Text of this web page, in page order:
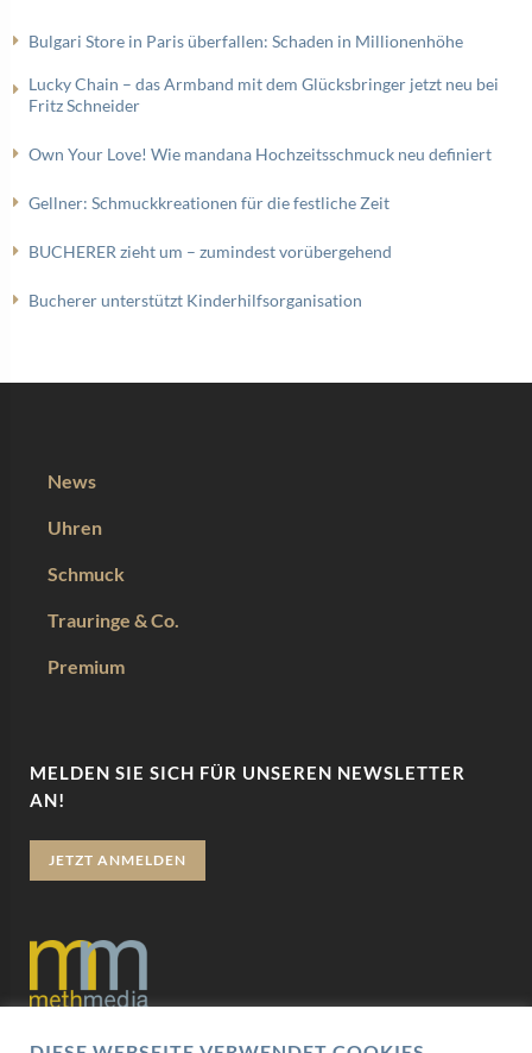
Bulgari Store in Paris überfallen: Schaden in Millionenhöhe
Lucky Chain – das Armband mit dem Glücksbringer jetzt neu bei
Fritz Schneider
Own Your Love! Wie mandana Hochzeitsschmuck neu definiert
Gellner: Schmuckkreationen für die festliche Zeit
BUCHERER zieht um – zumindest vorübergehend
Bucherer unterstützt Kinderhilfsorganisation
News
Uhren
Schmuck
Trauringe & Co.
Premium
MELDEN SIE SICH FÜR UNSEREN NEWSLETTER
AN!
JETZT ANMELDEN